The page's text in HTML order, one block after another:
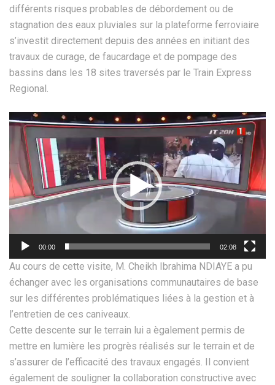
différents risques probables de débordement ou de
stagnation des eaux pluviales sur la plateforme ferroviaire
s’investit directement depuis des années en initiant des
travaux de curage, de faucardage et de pompage des
bassins dans les 18 sites traversés par le Train Express
Regional.
Lecteur
vidéo
00:00 02:08
Au cours de cette visite, M. Cheikh Ibrahima NDIAYE a pu
échanger avec les organisations communautaires de base
sur les différentes problématiques liées à la gestion et à
l’entretien de ces caniveaux.
Cette descente sur le terrain lui a ègalement permis de
mettre en lumière les progrès réalisés sur le terrain et de
s’assurer de l’efficacité des travaux engagés. Il convient
également de souligner la collaboration constructive avec